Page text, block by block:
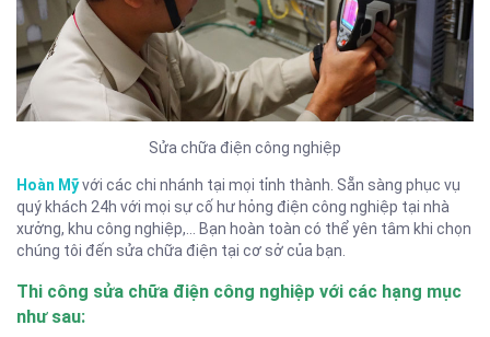
Sửa chữa điện công nghiệp
Hoàn Mỹvới các chi nhánh tại mọi tỉnh thành. Sẵn sàng phục vụ
quý khách 24h với mọi sự cố hư hỏng điện công nghiệp tại nhà
xưởng, khu công nghiệp,… Bạn hoàn toàn có thể yên tâm khi chọn
chúng tôi đến sửa chữa điện tại cơ sở của bạn.
Thi công sửa chữa điện công nghiệp với các hạng mục
như sau: